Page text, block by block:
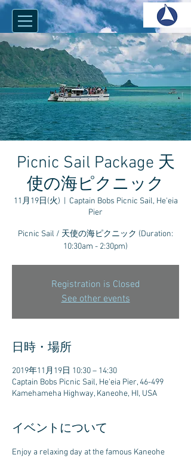
Picnic Sail Package 天
使の海ピクニック
11月19日(火)
Captain Bobs Picnic Sail, He'eia
Pier
Picnic Sail / 天使の海ピクニック (Duration:
10:30am - 2:30pm)
Registration is Closed
See other events
日時・場所
2019年11月19日 10:30 – 14:30
Captain Bobs Picnic Sail, He'eia Pier, 46-499
Kamehameha Highway, Kaneohe, HI, USA
イベントについて
Enjoy a relaxing day at the famous Kaneohe